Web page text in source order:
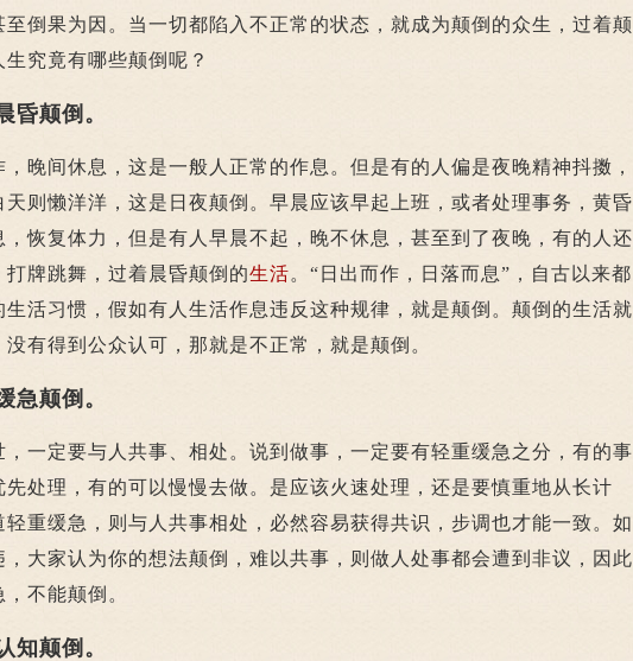
至倒果为因。当一切都陷入不正常的状态，就成为颠倒的众生，过着颠
生究竟有哪些颠倒呢？
昏颠倒。
间休息，这是一般人正常的作息。但是有的人偏是夜晚精神抖擞，
天则懒洋洋，这是日夜颠倒。早晨应该早起上班，或者处理事务，黄昏
，恢复体力，但是有人早晨不起，晚不休息，甚至到了夜晚，有的人还
打牌跳舞，过着晨昏颠倒的生活。“日出而作，日落而息”，自古以来都
生活习惯，假如有人生活作息违反这种规律，就是颠倒。颠倒的生活就
有得到公众认可，那就是不正常，就是颠倒。
急颠倒。
定要与人共事、相处。说到做事，一定要有轻重缓急之分，有的事
先处理，有的可以慢慢去做。是应该火速处理，还是要慎重地从长计
轻重缓急，则与人共事相处，必然容易获得共识，步调也才能一致。如
，大家认为你的想法颠倒，难以共事，则做人处事都会遭到非议，因此
不能颠倒。
知颠倒。